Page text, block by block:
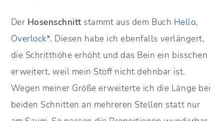
Der Hosenschnittstammt aus dem Buch Hello,
Overlock*. Diesen habe ich ebenfalls verlängert,
die Schritthöhe erhöht und das Bein ein bisschen
erweitert, weil mein Stoff nicht dehnbar ist.
Wegen meiner Größe erweiterte ich die Länge bei
beiden Schnitten an mehreren Stellen statt nur